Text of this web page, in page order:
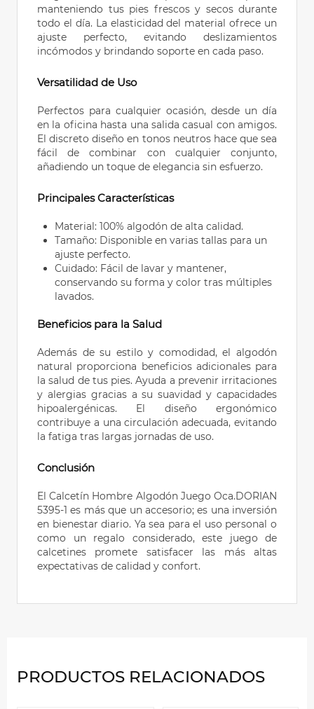
manteniendo tus pies frescos y secos durante
todo el día. La elasticidad del material ofrece un
ajuste perfecto, evitando deslizamientos
incómodos y brindando soporte en cada paso.
Versatilidad de Uso
Perfectos para cualquier ocasión, desde un día
en la oficina hasta una salida casual con amigos.
El discreto diseño en tonos neutros hace que sea
fácil de combinar con cualquier conjunto,
añadiendo un toque de elegancia sin esfuerzo.
Principales Características
Material: 100% algodón de alta calidad.
Tamaño: Disponible en varias tallas para un
ajuste perfecto.
Cuidado: Fácil de lavar y mantener,
conservando su forma y color tras múltiples
lavados.
Beneficios para la Salud
Además de su estilo y comodidad, el algodón
natural proporciona beneficios adicionales para
la salud de tus pies. Ayuda a prevenir irritaciones
y alergias gracias a su suavidad y capacidades
hipoalergénicas. El diseño ergonómico
contribuye a una circulación adecuada, evitando
la fatiga tras largas jornadas de uso.
Conclusión
El Calcetín Hombre Algodón Juego Oca.DORIAN
5395-1 es más que un accesorio; es una inversión
en bienestar diario. Ya sea para el uso personal o
como un regalo considerado, este juego de
calcetines promete satisfacer las más altas
expectativas de calidad y confort.
PRODUCTOS RELACIONADOS